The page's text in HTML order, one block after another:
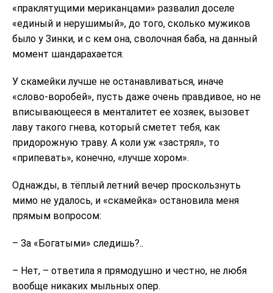
«праклятущими мериканцами» развалил доселе
«единый и нерушимый», до того, сколько мужиков
было у Зинки, и с кем она, сволочная баба, на данный
момент шандарахается.
У скамейки лучше не останавливаться, иначе
«слово-воробей», пусть даже очень правдивое, но не
вписывающееся в менталитет ее хозяек, вызовет
лаву такого гнева, который сметет тебя, как
придорожную траву. А коли уж «застрял», то
«припевать», конечно, «лучше хором».
Однажды, в тёплый летний вечер проскользнуть
мимо не удалось, и «скамейка» остановила меня
прямым вопросом:
– За «Богатыми» следишь?..
– Нет, – ответила я прямодушно и честно, не любя
вообще никаких мыльных опер.